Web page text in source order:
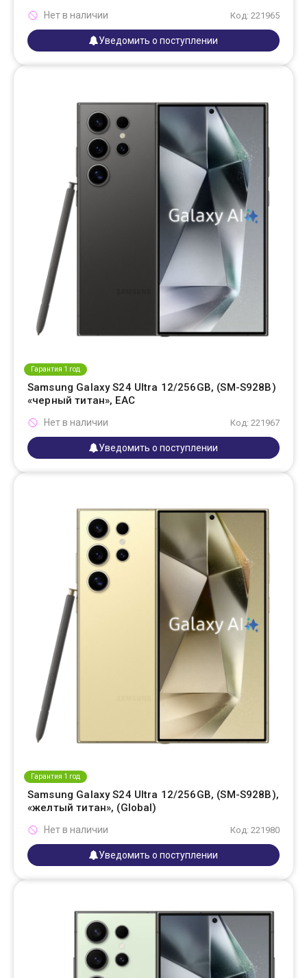
Код: 221965
Нет в наличии
Уведомить о поступлении
Гарантия 1 год
Samsung Galaxy S24 Ultra 12/256GB, (SM-S928B)
«черный титан», EAC
Код: 221967
Нет в наличии
Уведомить о поступлении
Гарантия 1 год
Samsung Galaxy S24 Ultra 12/256GB, (SM-S928B),
«желтый титан», (Global)
Код: 221980
Нет в наличии
Уведомить о поступлении